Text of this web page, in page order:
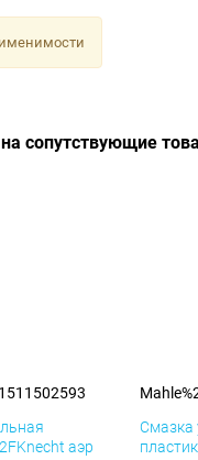
сопутствующие
аэр
Смазка